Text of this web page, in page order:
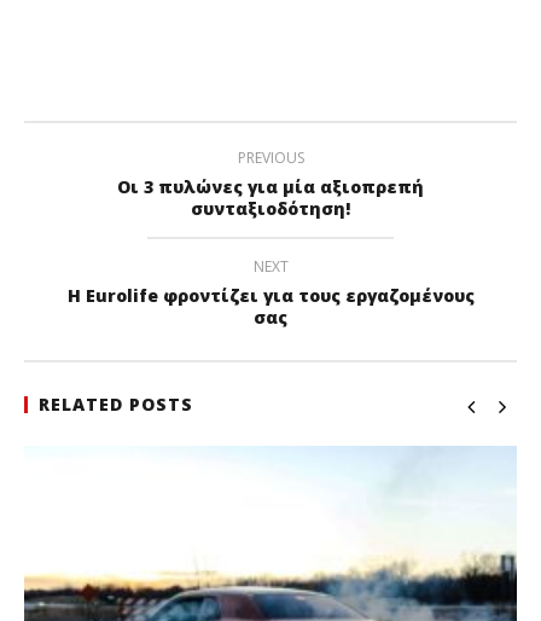
PREVIOUS
Οι 3 πυλώνες για μία αξιοπρεπή
συνταξιοδότηση!
NEXT
Η Eurolife φροντίζει για τους εργαζομένους
σας
RELATED POSTS